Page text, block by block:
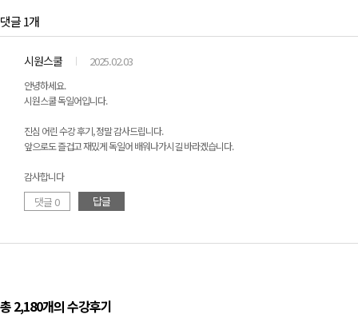
댓글 1개
시원스쿨 2025.02.03
안녕하세요.
시원스쿨 독일어입니다.
진심 어린 수강 후기, 정말 감사드립니다.
앞으로도 즐겁고 재밌게 독일어 배워나가시길 바라겠습니다.
감사합니다
댓글 0 답글
총 2,180개의 수강후기